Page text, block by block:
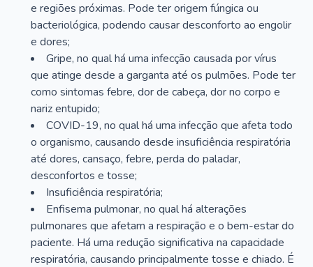
e regiões próximas. Pode ter origem fúngica ou
bacteriológica, podendo causar desconforto ao engolir
e dores;
Gripe, no qual há uma infecção causada por vírus
que atinge desde a garganta até os pulmões. Pode ter
como sintomas febre, dor de cabeça, dor no corpo e
nariz entupido;
COVID-19, no qual há uma infecção que afeta todo
o organismo, causando desde insuficiência respiratória
até dores, cansaço, febre, perda do paladar,
desconfortos e tosse;
Insuficiência respiratória;
Enfisema pulmonar, no qual há alterações
pulmonares que afetam a respiração e o bem-estar do
paciente. Há uma redução significativa na capacidade
respiratória, causando principalmente tosse e chiado. É